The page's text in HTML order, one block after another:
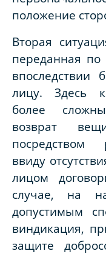
положение
Вторая
переданная по
впоследствии
лицу. Здесь
более
возврат
посредством
ввиду
лицом
случае, на
допустимым
виндикация,
защите